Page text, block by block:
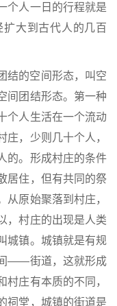
个人一日的行程就是
大到古代人的几百
结的空间形态，叫空
间团结形态。第一种
个人生活在一个流动
庄，少则几十个人，
的。形成村庄的条件
居住，但有共同的祭
原始聚落到村庄，
，村庄的出现是人类
城镇。城镇就是有规
——街道，这就形成
村庄有本质的不同，
祠堂，城镇的街道是